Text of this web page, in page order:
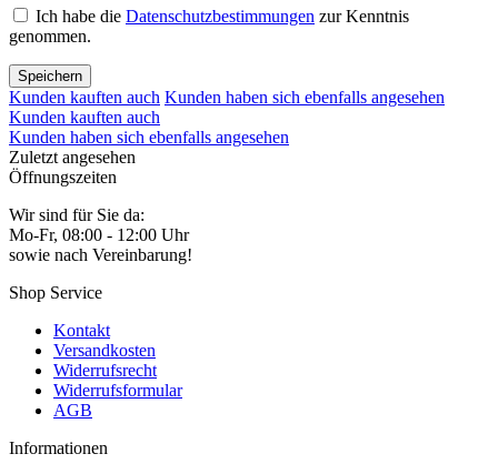
Ich habe die Datenschutzbestimmungen zur Kenntnis
genommen.
Speichern
Kunden kauften auch Kunden haben sich ebenfalls angesehen
Kunden kauften auch
Kunden haben sich ebenfalls angesehen
Zuletzt angesehen
Öffnungszeiten
Wir sind für Sie da:
Mo-Fr, 08:00 - 12:00 Uhr
sowie nach Vereinbarung!
Shop Service
Kontakt
Versandkosten
Widerrufsrecht
Widerrufsformular
AGB
Informationen